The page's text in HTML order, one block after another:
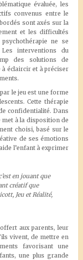
évaluée, les
convenus entre le
sont axés sur la
et les difficultés
ne se
interventions du
des solutions de
à éclaircir et à préciser
le jeu est une forme
Cette thérapie
confidentialité. Dans
met à la disposition de
choisi, basé sur le
de ses émotions
l’enfant à exprimer
en jouant que
créatif que
Jeu et Réalité,
aux parents, leur
vivent, de mettre en
favorisant une
une plus grande